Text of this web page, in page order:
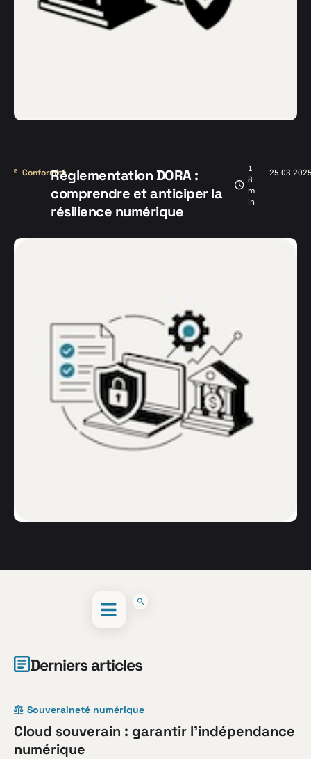
ConformitéRèglementation DORA :
comprendre et anticiper la
résilience numérique
1
8
m
in
Derniers articles
Souveraineté numérique
Cloud souverain : garantir l’indépendance
numérique